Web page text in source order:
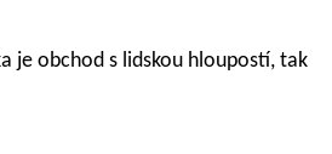
je obchod s lidskou hloupostí, tak